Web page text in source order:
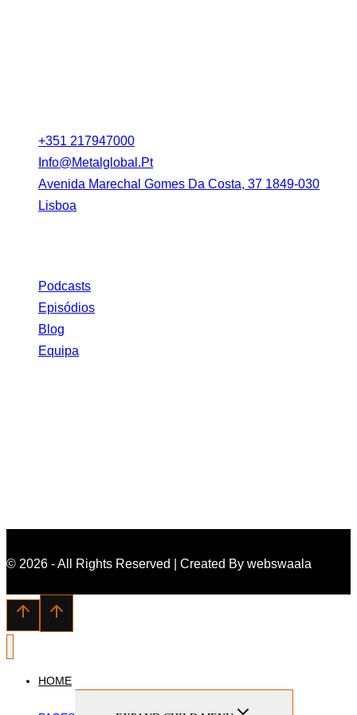
+351 217947000
Info@metalglobal.pt
Avenida Marechal Gomes Da Costa, 37 1849-030
Lisboa
Podcasts
Episódios
Blog
Equipa
© 2026 - All Rights Reserved | Created By webswaala
HOME